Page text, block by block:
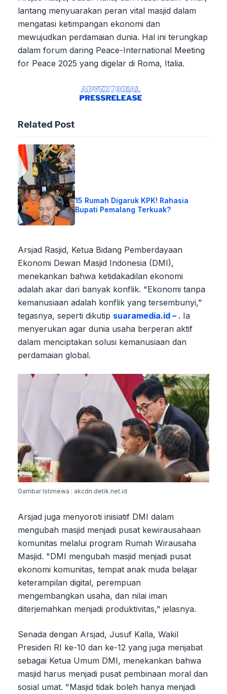
lantang menyuarakan peran vital masjid dalam
mengatasi ketimpangan ekonomi dan
mewujudkan perdamaian dunia. Hal ini terungkap
dalam forum daring Peace-International Meeting
for Peace 2025 yang digelar di Roma, Italia.
Related Post
15 Rumah Digaruk KPK! Rahasia
Bupati Pemalang Terkuak?
Arsjad Rasjid, Ketua Bidang Pemberdayaan
Ekonomi Dewan Masjid Indonesia (DMI),
menekankan bahwa ketidakadilan ekonomi
adalah akar dari banyak konflik. "Ekonomi tanpa
kemanusiaan adalah konflik yang tersembunyi,"
tegasnya, seperti dikutip suaramedia.id – . Ia
menyerukan agar dunia usaha berperan aktif
dalam menciptakan solusi kemanusiaan dan
perdamaian global.
Gambar Istimewa : akcdn.detik.net.id
Arsjad juga menyoroti inisiatif DMI dalam
mengubah masjid menjadi pusat kewirausahaan
komunitas melalui program Rumah Wirausaha
Masjid. "DMI mengubah masjid menjadi pusat
ekonomi komunitas, tempat anak muda belajar
keterampilan digital, perempuan
mengembangkan usaha, dan nilai iman
diterjemahkan menjadi produktivitas," jelasnya.
Senada dengan Arsjad, Jusuf Kalla, Wakil
Presiden RI ke-10 dan ke-12 yang juga menjabat
sebagai Ketua Umum DMI, menekankan bahwa
masjid harus menjadi pusat pembinaan moral dan
sosial umat. "Masjid tidak boleh hanya menjadi